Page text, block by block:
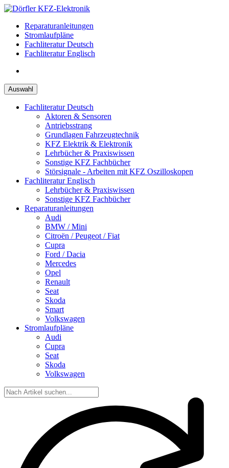
Zum
springenReparaturanleitungen
Stromlaufpläne
Fachliteratur Deutsch
Fachliteratur Englisch
Auswahl
Fachliteratur Deutsch
Aktoren & Sensoren
Antriebsstrang
Grundlagen Fahrzeugtechnik
KFZ Elektrik & Elektronik
Lehrbücher & Praxiswissen
Sonstige KFZ Fachbücher
Störsignale - Arbeiten mit KFZ Oszilloskopen
Fachliteratur Englisch
Lehrbücher & Praxiswissen
Sonstige KFZ Fachbücher
Reparaturanleitungen
Audi
BMW / Mini
Citroën / Peugeot / Fiat
Cupra
Ford / Dacia
Mercedes
Opel
Renault
Seat
Skoda
Smart
Volkswagen
Stromlaufpläne
Audi
Cupra
Seat
Skoda
Volkswagen